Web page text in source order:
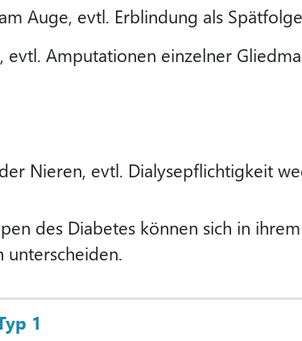
Auge, evtl. Erblindung als Spätfolge
evtl. Amputationen einzelner
Nieren, evtl. Dialysepflichtigkeit
des Diabetes können sich in
unterscheiden.
1